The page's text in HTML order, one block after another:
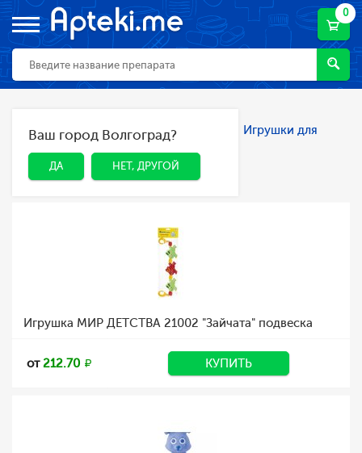
0
ДА НЕТ, ДРУГОЙ
Ваш город Волгоград?
ДА НЕТ, ДРУГОЙ
Главная Каталог Мама и малыш
Игрушки для
детей
Игрушки для детей
Игрушка МИР ДЕТСТВА 21002 "Зайчата" подвеска
от212.70 КУПИТЬ